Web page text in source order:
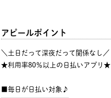
アピールポイント
＼土日だって深夜だって関係なし／
★利用率80％以上の日払いアプリ★
■毎日が日払い対象♪